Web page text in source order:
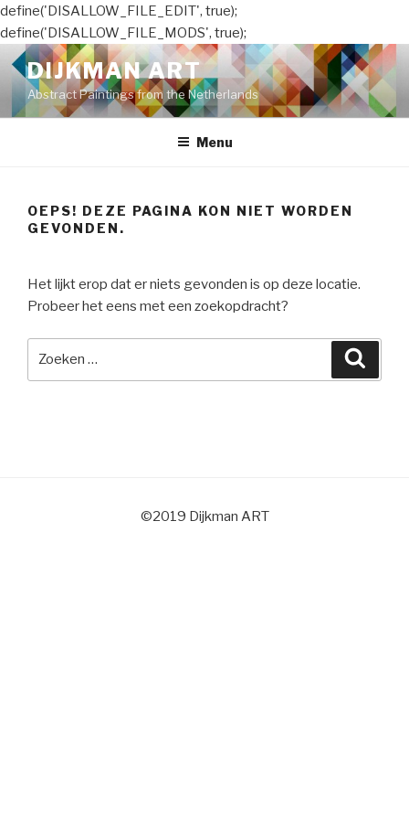
define('DISALLOW_FILE_EDIT', true);
define('DISALLOW_FILE_MODS', true);
Naar
de
inhoud
springen
DIJKMAN ART
Abstract Paintings from the Netherlands
Menu
OEPS! DEZE PAGINA KON NIET WORDEN
GEVONDEN.
Het lijkt erop dat er niets gevonden is op deze locatie.
Probeer het eens met een zoekopdracht?
©2019 Dijkman ART